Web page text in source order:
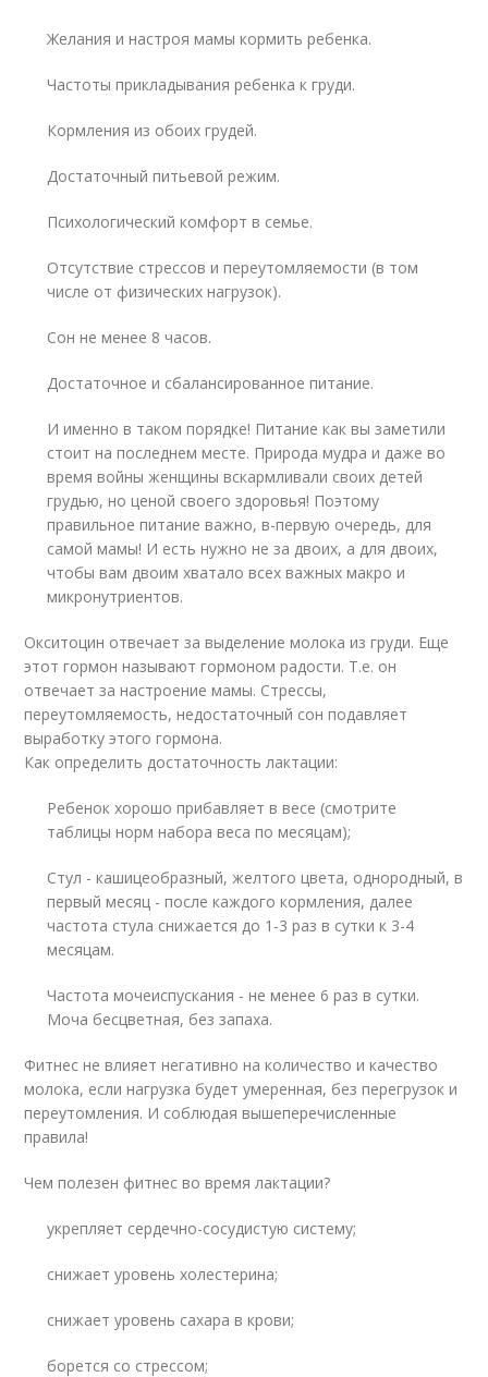
Желания и настроя мамы кормить ребенка.
Частоты прикладывания ребенка к груди.
Кормления из обоих грудей.
Достаточный питьевой режим.
Психологический комфорт в семье.
Отсутствие стрессов и переутомляемости (в том
числе от физических нагрузок).
Сон не менее 8 часов.
Достаточное и сбалансированное питание.
И именно в таком порядке! Питание как вы заметили
стоит на последнем месте. Природа мудра и даже во
время войны женщины вскармливали своих детей
грудью, но ценой своего здоровья! Поэтому
правильное питание важно, в-первую очередь, для
самой мамы! И есть нужно не за двоих, а для двоих,
чтобы вам двоим хватало всех важных макро и
микронутриентов.
Окситоцин отвечает за выделение молока из груди. Еще
этот гормон называют гормоном радости. Т.е. он
отвечает за настроение мамы. Стрессы,
переутомляемость, недостаточный сон подавляет
выработку этого гормона.
Как определить достаточность лактации:
Ребенок хорошо прибавляет в весе (смотрите
таблицы норм набора веса по месяцам);
Стул - кашицеобразный, желтого цвета, однородный, в
первый месяц - после каждого кормления, далее
частота стула снижается до 1-3 раз в сутки к 3-4
месяцам.
Частота мочеиспускания - не менее 6 раз в сутки.
Моча бесцветная, без запаха.
Фитнес не влияет негативно на количество и качество
молока, если нагрузка будет умеренная, без перегрузок и
переутомления. И соблюдая вышеперечисленные
правила!
Чем полезен фитнес во время лактации?
укрепляет сердечно-сосудистую систему;
снижает уровень холестерина;
снижает уровень сахара в крови;
борется со стрессом;